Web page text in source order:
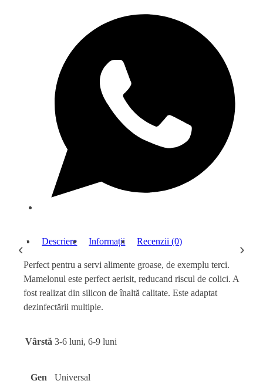
‹ Descriere Informații Recenzii (0)
Perfect pentru a servi alimente groase, de exemplu terci.
Mamelonul este perfect aerisit, reducand riscul de colici. A
fost realizat din silicon de înaltă calitate. Este adaptat
dezinfectării multiple.
Vârstă 3-6 luni, 6-9 luni
Gen Universal
›